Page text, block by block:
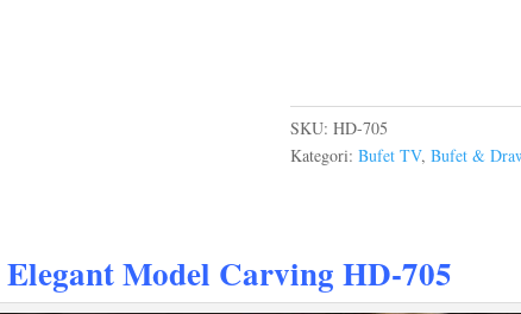
SKU: HD-705
Kategori: Bufet TV, Bufet &
Elegant Model Carving HD-705